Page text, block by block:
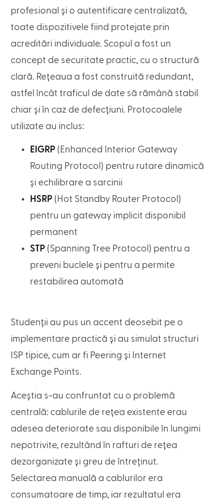
profesional și o autentificare centralizată,
toate dispozitivele fiind protejate prin
acreditări individuale. Scopul a fost un
concept de securitate practic, cu o structură
clară. Rețeaua a fost construită redundant,
astfel încât traficul de date să rămână stabil
chiar și în caz de defecțiuni. Protocoalele
utilizate au inclus:
EIGRP (Enhanced Interior Gateway
Routing Protocol) pentru rutare dinamică
și echilibrare a sarcinii
HSRP (Hot Standby Router Protocol)
pentru un gateway implicit disponibil
permanent
STP (Spanning Tree Protocol) pentru a
preveni buclele și pentru a permite
restabilirea automată
Studenții au pus un accent deosebit pe o
implementare practică și au simulat structuri
ISP tipice, cum ar fi Peering și Internet
Exchange Points.
Aceștia s-au confruntat cu o problemă
centrală: cablurile de rețea existente erau
adesea deteriorate sau disponibile în lungimi
nepotrivite, rezultând în rafturi de rețea
dezorganizate și greu de întreținut.
Selectarea manuală a cablurilor era
consumatoare de timp, iar rezultatul era